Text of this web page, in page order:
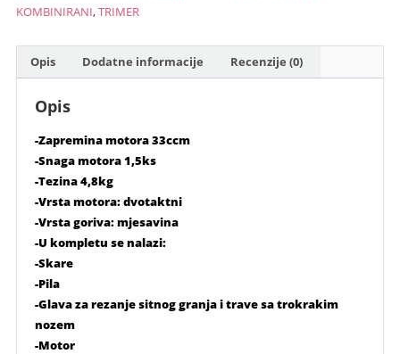
količina
KOMBINIRANI,TRIMER
Opis Dodatne informacije Recenzije (0)
Opis
-Zapremina motora 33ccm
-Snaga motora 1,5ks
-Tezina 4,8kg
-Vrsta motora: dvotaktni
-Vrsta goriva: mjesavina
-U kompletu se nalazi:
-Skare
-Pila
-Glava za rezanje sitnog granja i trave sa trokrakim
nozem
-Motor